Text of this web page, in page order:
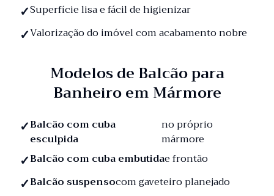
Superfície lisa e fácil de higienizar
Valorização do imóvel com acabamento nobre
Modelos de Balcão para
Banheiro em Mármore
Balcão com cuba
esculpida
no próprio
mármore
Balcão com cuba embutidae frontão
Balcão suspensocom gaveteiro planejado